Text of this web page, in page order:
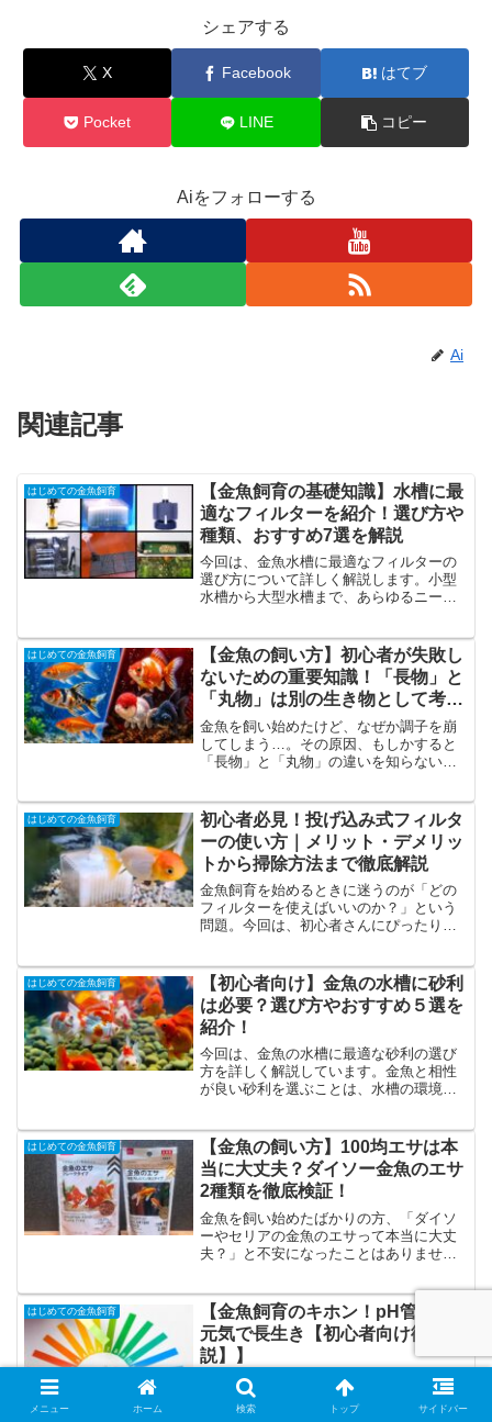
シェアする
X Facebook はてブ
Pocket LINE コピー
Aiをフォローする
Ai
関連記事
はじめての金魚飼育
【金魚飼育の基礎知識】水槽に最
適なフィルターを紹介！選び方や
種類、おすすめ7選を解説
今回は、金魚水槽に最適なフィルターの
選び方について詳しく解説します。小型
水槽から大型水槽まで、あらゆるニーズ
面、上部、外部、流動式フィルターの特
徴、メリット、デメリットをわかりやす
く説明し、あなたの水槽に最適なフィル
ターを見つける手助けをします。水槽の
サイズ、飼育する金魚の数、メンテナン
スの容易さ、予算など、フィルター選び
に重要なポイントを網羅しており、金魚
との生活をより快適にするためのヒント
はじめての金魚飼育
【金魚の飼い方】初心者が失敗し
ないための重要知識！「長物」と
「丸物」は別の生き物として考え
よう
金魚を飼い始めたけど、なぜか調子を崩
してしまう…。その原因、もしかすると
「長物」と「丸物」の違いを知らないこ
しいけど繊細なタイプがあります。この
違いを理解せずに飼育してしまうと、知
らないうちにストレスを与えたり、弱ら
せてしまうことも…。今回の記事では、
初心者の方が絶対に知っておくべき・長
物と丸物の違い・飼いやすさの差・混泳
の危険性・失敗しない選び方について、
分かりやすく解説しています。これから
ぜひ最後までご覧ください。
はじめての金魚飼育
初心者必見！投げ込み式フィルタ
ーの使い方｜メリット・デメリッ
トから掃除方法まで徹底解説
金魚飼育を始めるときに迷うのが「どの
フィルターを使えばいいのか？」という
問題。今回は、初心者さんにぴったりの
いのに、ろ過・酸素供給・メンテナンス
性もバッチリ！さらに、タイプ別の選び
方や設置のコツ、知らないと損するデメ
リットとその対策までしっかりカバー！
これから金魚を飼いたい方、水槽環境を
もっと安定させたい方は、ぜひ参考にし
てください
はじめての金魚飼育
【初心者向け】金魚の水槽に砂利
は必要？選び方やおすすめ５選を
紹介！
今回は、金魚の水槽に最適な砂利の選び
方を詳しく解説しています。金魚と相性
が良い砂利を選ぶことは、水槽の環境を
際の注意点、そして金魚と相性が良い砂
利の種類を学びましょう。金魚飼育は、
適切な知識とケアが必要です。この動画
があなたの金魚飼育の参考になれば幸い
です。
はじめての金魚飼育
【金魚の飼い方】100均エサは本
当に大丈夫？ダイソー金魚のエサ
2種類を徹底検証！
金魚を飼い始めたばかりの方、「ダイソ
ーやセリアの金魚のエサって本当に大丈
夫？」と不安になったことはありません
る「金魚のエサ 粒タイプ」「金魚のエサ
フレークタイプ」この2種類を実際に購入
して、成分・食いつき・扱いやすさを徹
底チェックしました。安いからといって
品質が悪いわけではありません。むし
ろ、100円でもしっかりした栄養バランス
で、金魚を元気に育てることができま
す！ただし、ちょっとした注意点や扱い
はじめての金魚飼育
【金魚飼育のキホン！pH管理で
元気で長生き【初心者向け徹底解
説】】
今回は、金魚飼育初心者の方に向けて
「金魚飼育におけるpH管理」の基本を徹
底解説しています。金魚が健康で長生き
メニュー ホーム 検索 トップ サイドバー